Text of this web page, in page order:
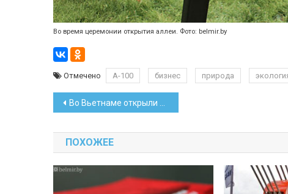
Во время церемонии открытия аллеи. Фото: belmir.by
Отмечено А-100 бизнес природа
Навигация
по
записям
Во Вьетнаме открыли завод по сборке грузовиков МАЗ
ПОХОЖЕЕ